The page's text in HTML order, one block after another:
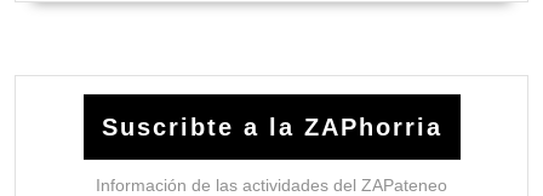
Suscribte a la ZAPhorria
Información de las actividades del ZAPateneo